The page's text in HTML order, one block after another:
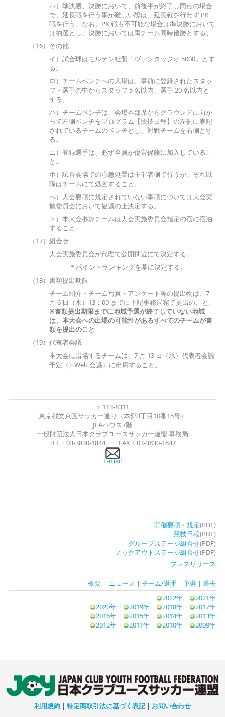
ハ）準決勝、決勝において、前後半が終了し同点の場合
で、延長戦を行う事が難しい際は、延長戦を行わず PK
戦を行う。なお、PK 戦も不可能な場合は準決勝において
は抽選とし、決勝においては両チーム同時優勝とする。
（16）その他
イ）試合球はモルテン社製「ヴァンタッジオ 5000」とす
る。
ロ）チームベンチへの入場は、事前に登録されたスタッ
フ・選手の中からスタッフ 5 名以内、選手 20 名以内と
する。
ハ）チームベンチは、会場本部席からグラウンドに向か
って左側ベンチをプログラム【競技日程】の左側に表記
されているチームのベンチとし、対戦チームを右側とす
る。
ニ）登録選手は、必ず全員が傷害保険に加入しているこ
と。
ホ）試合会場での応急処置は主催者側で行うが、それ以
降はチームにて処置すること。
へ）大会要項に規定されていない事項については大会実
施委員会において協議の上決定する。
ト）本大会参加チームは大会実施委員会指定の宿に宿泊
すること。
（17）組合せ
大会実施委員会が代理で公開抽選にて決定する。
＊ポイントランキングを基に決定する。
（18）書類提出期限
チーム紹介・チーム写真・アンケート等の提出物は、7
月 6 日（水）13：00 までに下記事務局宛て提出のこと。
※書類提出期限までに地域予選が終了していない地域
は、本大会への出場の可能性があるすべてのチームが書
類を提出のこと
（19）代表者会議
本大会に出場するチームは、7 月 13 日（水）代表者会議
予定（※Web 会議）に出席すること。
〒113-8311
東京都文京区サッカー通り（本郷3丁目10番15号）
JFAハウス7階
一般財団法人日本クラブユースサッカー連盟 事務局
TEL：03-3830-1844 FAX：03-3830-1847
E-mail
開催要項・規定(PDF)
競技日程(PDF)
グループステージ組合せ(PDF)
ノックアウトステージ組合せ(PDF)
プレスリリース
概要| ニュース | チーム/選手| 予選 | 過去
2022年|
2021年
2020年| 2019年| 2018年|
2017年
2016年| 2015年| 2014年|
2013年
2012年 |
2011年| 2010年| 2009年
利用規約 特定商取引法に基づく表記| お問い合わせ